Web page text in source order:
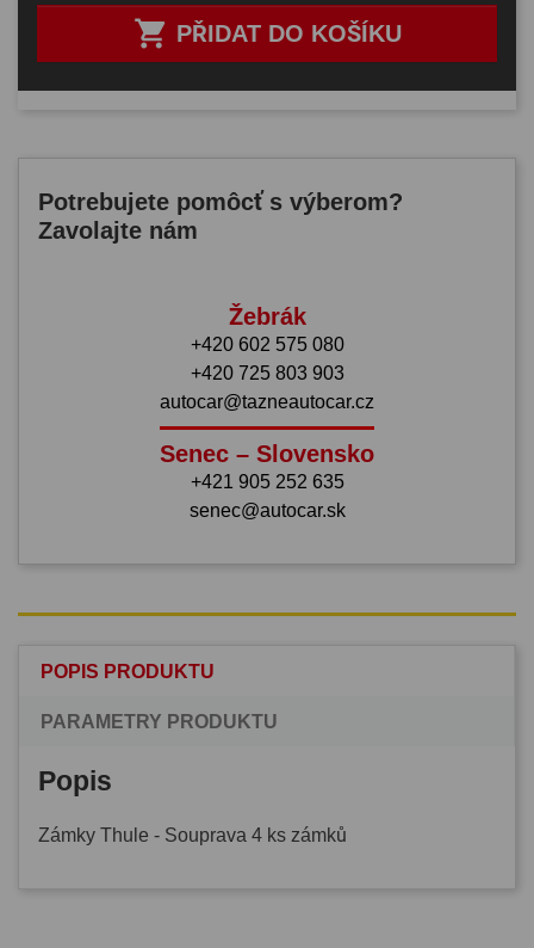
 PŘIDAT DO KOŠÍKU
Potrebujete pomôcť s výberom?
Zavolajte nám
Žebrák
+420 602 575 080
+420 725 803 903
autocar@tazneautocar.cz
Senec – Slovensko
+421 905 252 635
senec@autocar.sk
POPIS PRODUKTU
PARAMETRY PRODUKTU
Popis
Zámky Thule - Souprava 4 ks zámků